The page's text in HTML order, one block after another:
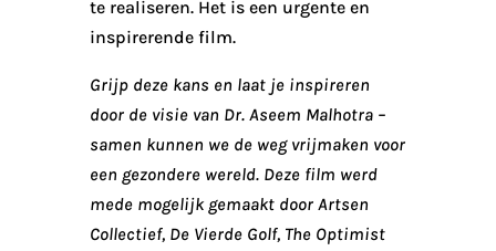
te realiseren. Het is een urgente en
inspirerende film.
Grijp deze kans en laat je inspireren
door de visie van Dr. Aseem Malhotra –
samen kunnen we de weg vrijmaken voor
een gezondere wereld. Deze film werd
mede mogelijk gemaakt door Artsen
Collectief, De Vierde Golf, The Optimist